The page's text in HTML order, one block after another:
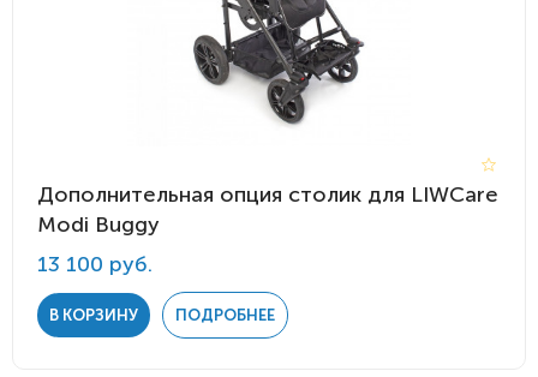
Дополнительная опция столик для LIWCare
Modi Buggy
13 100 руб.
В КОРЗИНУ ПОДРОБНЕЕ